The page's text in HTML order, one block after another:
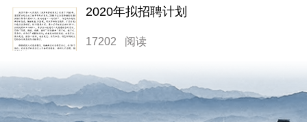
2020年拟招聘计划
17202 阅读